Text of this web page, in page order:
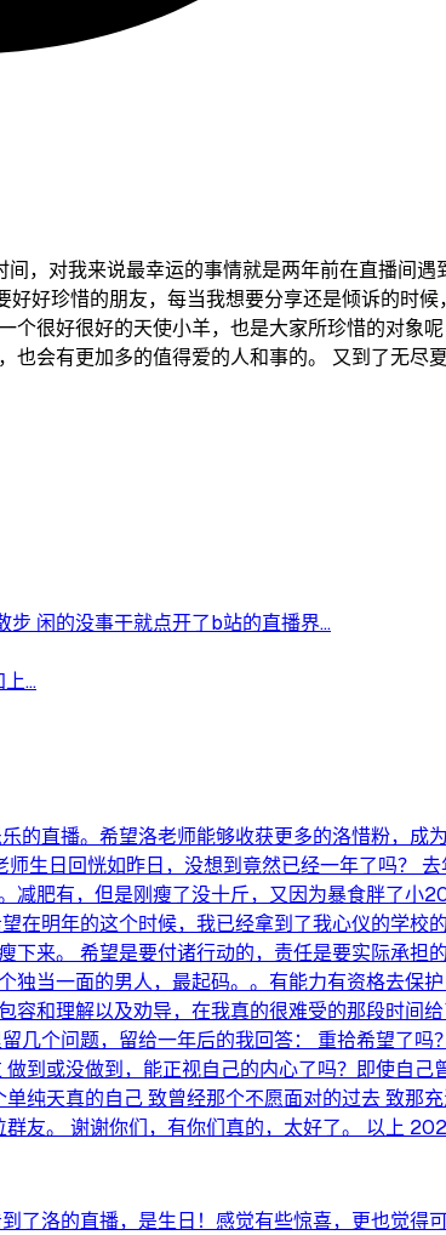
，对我来说最幸运的事情就是两年前在直播间
好珍惜的朋友，每当我想要分享还是倾诉的时
很好很好的天使小羊，也是大家所珍惜的对象
会有更加多的值得爱的人和事的。 又到了无尽
闲的没事干就点开了b站的直播界...
...
的直播。希望洛老师能够收获更多的洛惜粉，
生日回恍如昨日，没想到竟然已经一年了吗？
肥有，但是刚瘦了没十斤，又因为暴食胖了小
明年的这个时候，我已经拿到了我心仪的学校
来。 希望是要付诸行动的，责任是要实际承担
当一面的男人，最起码。。有能力有资格去保
和理解以及劝导，在我真的很难受的那段时间
个问题，留给一年后的我回答： 重拾希望了
到或没做到，能正视自己的内心了吗？即使自
纯天真的自己 致曾经那个不愿面对的过去 致那
友。 谢谢你们，有你们真的，太好了。 以上
洛的直播，是生日！感觉有些惊喜，更也觉得